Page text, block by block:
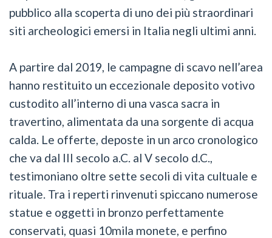
pubblico alla scoperta di uno dei più straordinari
siti archeologici emersi in Italia negli ultimi anni.
A partire dal 2019, le campagne di scavo nell’area
hanno restituito un eccezionale deposito votivo
custodito all’interno di una vasca sacra in
travertino, alimentata da una sorgente di acqua
calda. Le offerte, deposte in un arco cronologico
che va dal III secolo a.C. al V secolo d.C.,
testimoniano oltre sette secoli di vita cultuale e
rituale. Tra i reperti rinvenuti spiccano numerose
statue e oggetti in bronzo perfettamente
conservati, quasi 10mila monete, e perfino